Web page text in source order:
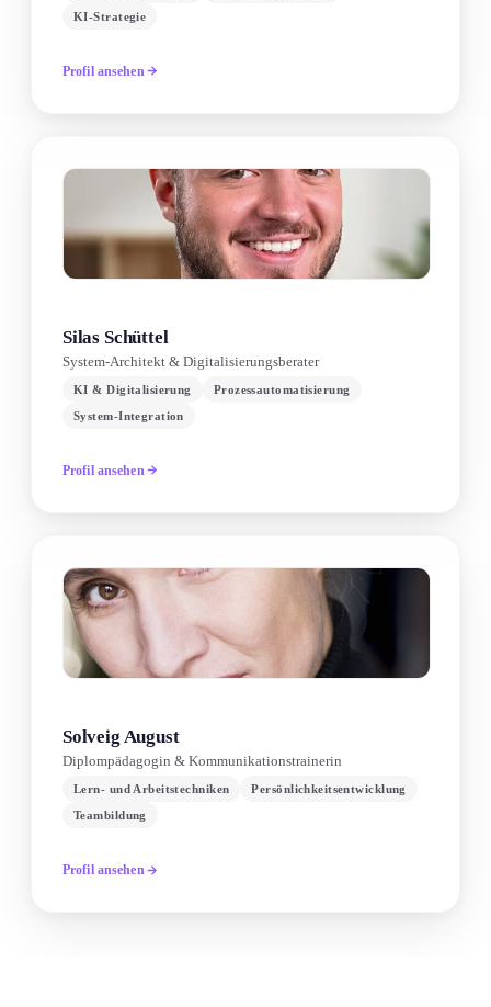
KI-Strategie
Profil ansehen
Silas Schüttel
System-Architekt & Digitalisierungsberater
KI & Digitalisierung
Prozessautomatisierung
System-Integration
Profil ansehen
Solveig August
Diplompädagogin & Kommunikationstrainerin
Lern- und Arbeitstechniken
Persönlichkeitsentwicklung
Teambildung
Profil ansehen